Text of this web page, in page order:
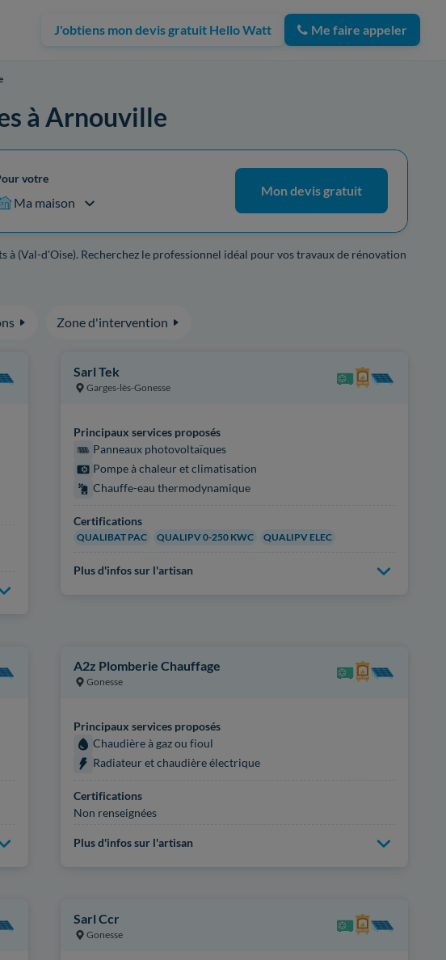
J'obtiens mon devis gratuit Hello Watt Me faire appeler
à Arnouville
votre
Ma maison
Mon devis gratuit
à (Val-d'Oise). Recherchez le professionnel idéal pour vos travaux de rénovation
Zone d'intervention
Sarl Tek
Garges-lès-Gonesse
Principaux services proposés
Panneaux photovoltaïques
Pompe à chaleur et climatisation
Chauffe-eau thermodynamique
Certifications
QUALIBAT PAC QUALIPV 0-250 KWC QUALIPV ELEC
Plus d'infos sur l'artisan
A2z Plomberie Chauffage
Gonesse
Principaux services proposés
Chaudière à gaz ou fioul
Radiateur et chaudière électrique
Certifications
Non renseignées
Plus d'infos sur l'artisan
Sarl Ccr
Gonesse